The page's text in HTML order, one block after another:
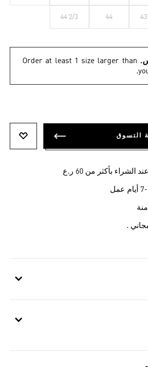
44
44 2/3
Order at least 1 size larger than
التسوق
بأكثر من 60 ر.ع